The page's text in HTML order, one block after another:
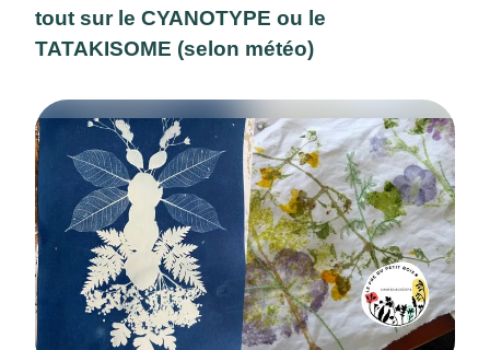
tout sur le CYANOTYPE ou le
TATAKISOME (selon météo)